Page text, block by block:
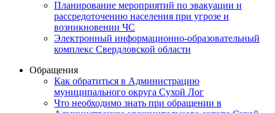
Планирование мероприятий по эвакуации и
рассредоточению населения при угрозе и
возникновении ЧС
Электронный информационно-образовательный
комплекс Свердловской области
Обращения
Как обратиться в Администрацию
муниципального округа Сухой Лог
Что необходимо знать при обращении в